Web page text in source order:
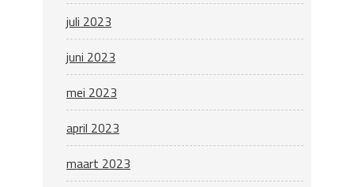
juli 2023
juni 2023
mei 2023
april 2023
maart 2023